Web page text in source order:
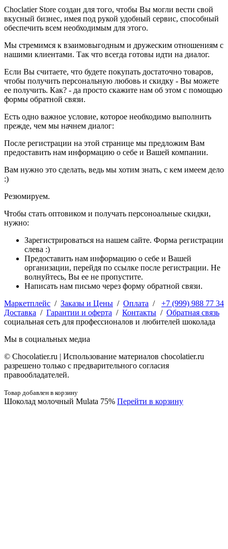
Choclatier Store создан для того, чтобы Вы могли вести свой
вкусный бизнес, имея под рукой удобный сервис, способный
обеспечить всем необходимым для этого.
Мы стремимся к взаимовыгодным и дружеским отношениям с
нашими клиентами. Так что всегда готовы идти на диалог.
Если Вы считаете, что будете покупать достаточно товаров,
чтобы получить персональную любовь и скидку - Вы можете
ее получить. Как? - да просто скажите нам об этом с помощью
формы обратной связи.
Есть одно важное условие, которое необходимо выполнить
прежде, чем мы начнем диалог:
После регистрации на этой странице мы предложим Вам
предоставить нам информацию о себе и Вашей компании.
Вам нужно это сделать, ведь мы хотим знать, с кем имеем дело
:)
Резюмируем.
Чтобы стать оптовиком и получать персоноальные скидки,
нужно:
Зарегистрироваться на нашем сайте. Форма регистрации
слева :)
Предоставить нам информацию о себе и Вашей
организации, перейдя по ссылке после регистрации. Не
волнуйтесь, Вы ее не пропустите.
Написать нам письмо через форму обратной связи.
+7 (999) 988 77 34
Маркетплейс / Заказы и Цены / Оплата /
Доставка / Гарантии и оферта / Контакты / Обратная связь
социальная сеть для профессионалов и любителей шоколада
Мы в социальных медиа
© Сhocolatier.ru | Использование материалов chocolatier.ru
разрешено только с предварительного согласия
правообладателей.
Товар добавлен в корзину
Шоколад молочный Mulata 75% Перейти в корзину